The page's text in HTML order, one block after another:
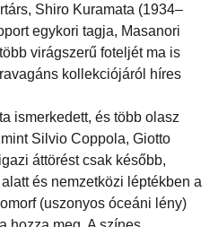
Shiro Kuramata (1934–
egykori tagja, Masanori
virágszerű foteljét ma is
kollekciójáról híres
ismerkedett, és több olasz
Silvio Coppola, Giotto
áttörést csak később,
és nemzetközi léptékben a
(uszonyos óceáni lény)